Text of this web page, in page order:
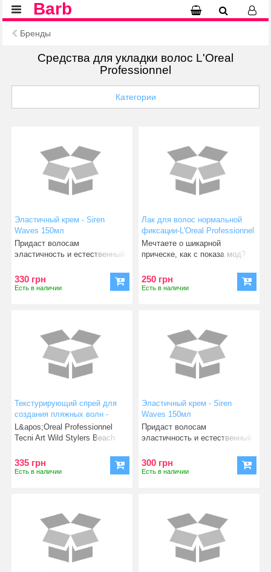
Barb
Бренды
Средства для укладки волос L'Oreal
Professionnel
Категории
Эластичный крем - Siren
Waves 150мл
Придаст волосам
эластичность и естественный
L&apos
330 грн
Есть в наличии
Лак для волос нормальной
фиксации-L'Oreal Professionnel
Infinium Souple Soft Hairspray
500ml
Мечтаете о шикарной
прическе, как с показа мод?
250 грн
Есть в наличии
Текстурирующий спрей для
создания пляжных волн -
Beach Waves Wild Stylers 150
ml
L&apos;Oreal Professionnel
Tecni Art Wild Stylers Beach
335 грн
Есть в наличии
Эластичный крем - Siren
Waves 150мл
Придаст волосам
эластичность и естественный
L&apos
300 грн
Есть в наличии